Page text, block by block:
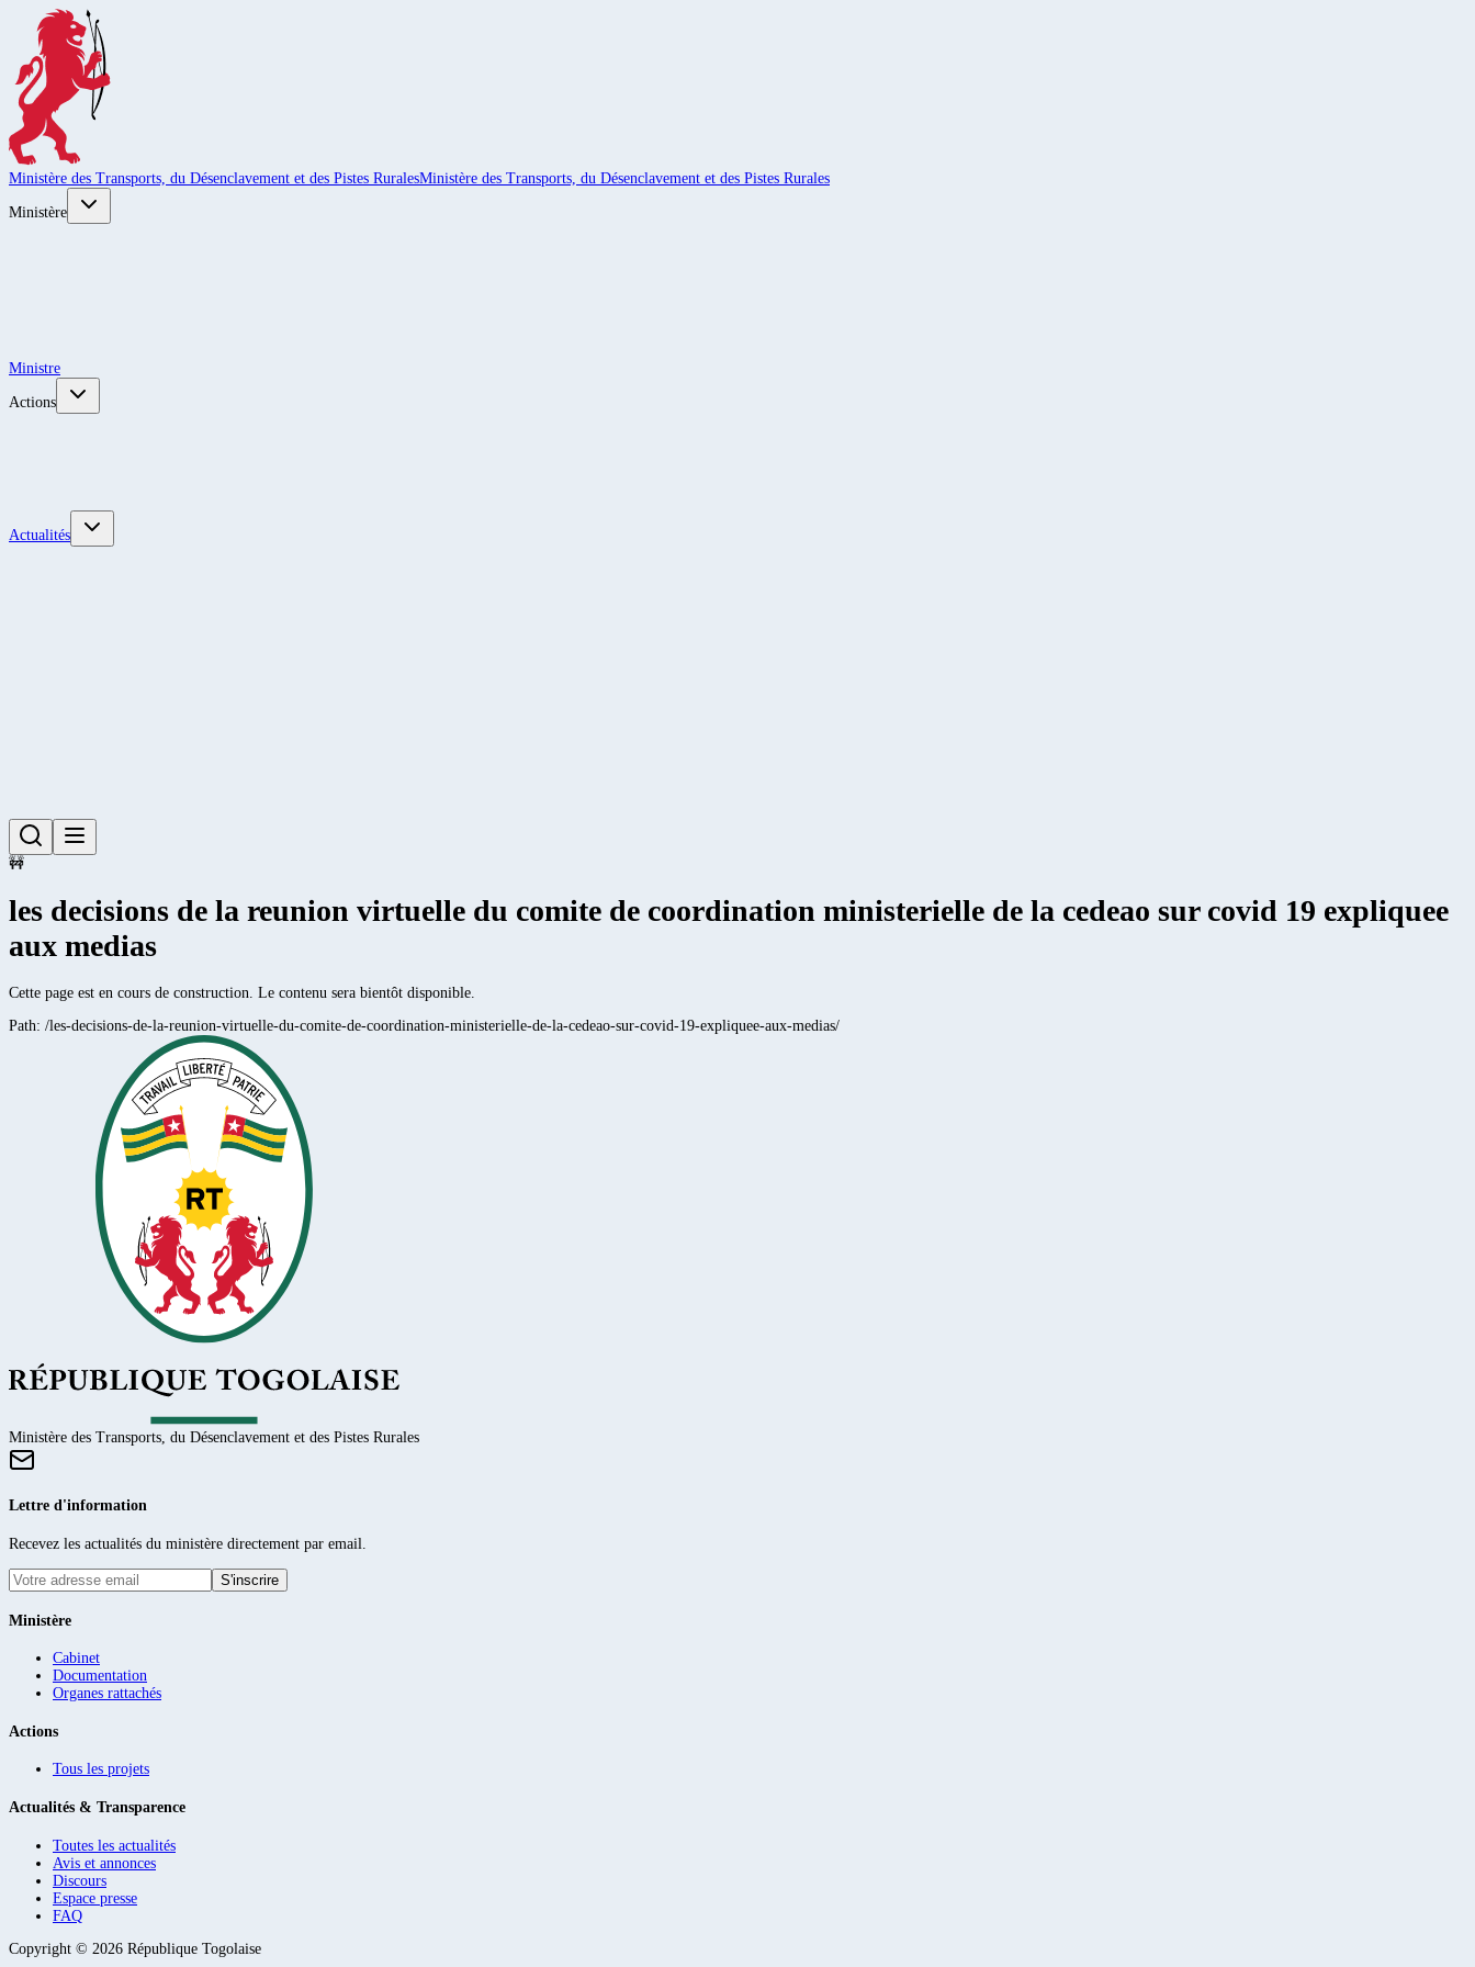
Ministère des Transports, du Désenclavement et des Pistes RuralesMinistère des Transports, du Désenclavement et des Pistes Rurales
Ministère
Ministre
Actions
Actualités
🚧
les decisions de la reunion virtuelle du comite de coordination ministerielle de la cedeao sur covid 19 expliquee
aux medias
Cette page est en cours de construction. Le contenu sera bientôt disponible.
Path: /les-decisions-de-la-reunion-virtuelle-du-comite-de-coordination-ministerielle-de-la-cedeao-sur-covid-19-expliquee-aux-medias/
Ministère des Transports, du Désenclavement et des Pistes Rurales
Lettre d'information
Recevez les actualités du ministère directement par email.
S'inscrire
Ministère
Cabinet
Documentation
Organes rattachés
Actions
Tous les projets
Actualités & Transparence
Toutes les actualités
Avis et annonces
Discours
Espace presse
FAQ
Copyright © 2026 République Togolaise